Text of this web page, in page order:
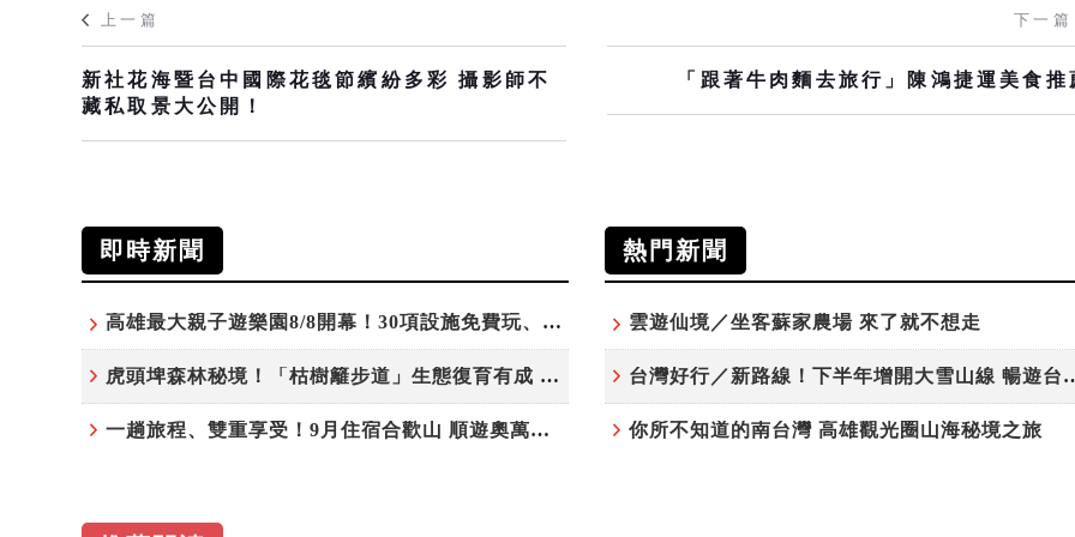
上一篇
新社花海暨台中國際花毯節繽紛多彩 攝影師不
藏私取景大公開！
下一篇
「跟著牛肉麵去旅行」陳鴻捷運美食推
即時新聞
高雄最大親子遊樂園8/8開幕！30項設施免費玩、YOYO家族嗨翻暑假
虎頭埤森林秘境！「枯樹籬步道」生態復育有成 走進大自然生命教室
一趟旅程、雙重享受！9月住宿合歡山 順遊奧萬大10元優惠入園
熱門新聞
雲遊仙境／坐客蘇家農場 來了就不想走
台灣好行／新路線！下半
你所不知道的南台灣 高雄觀光圈山海秘境之旅